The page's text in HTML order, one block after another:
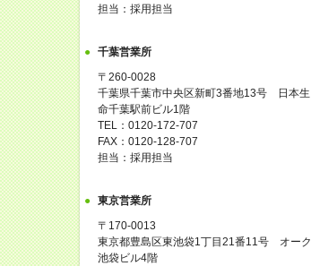
担当：採用担当
千葉営業所
〒260-0028
千葉県千葉市中央区新町3番地13号 日本生
命千葉駅前ビル1階
TEL：0120-172-707
FAX：0120-128-707
担当：採用担当
東京営業所
〒170-0013
東京都豊島区東池袋1丁目21番11号 オーク
池袋ビル4階